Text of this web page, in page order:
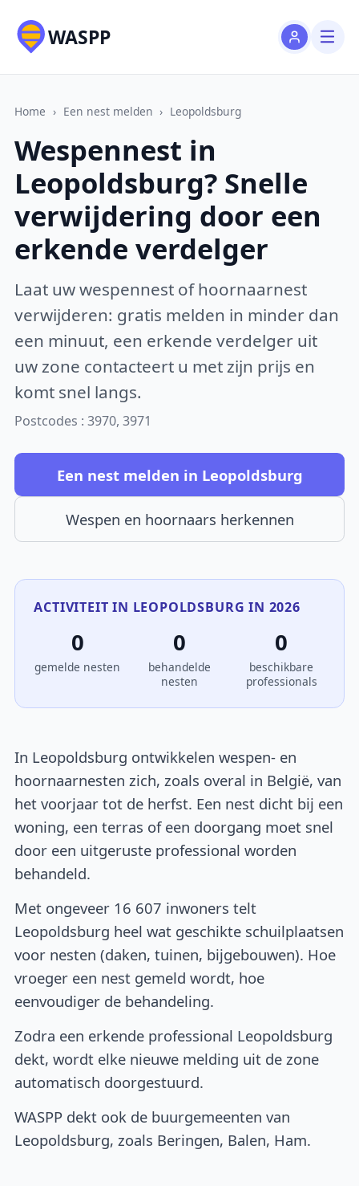
WASPP
Home › Een nest melden › Leopoldsburg
Wespennest in
Leopoldsburg? Snelle
verwijdering door een
erkende verdelger
Laat uw wespennest of hoornaarnest
verwijderen: gratis melden in minder dan
een minuut, een erkende verdelger uit
uw zone contacteert u met zijn prijs en
komt snel langs.
Postcodes : 3970, 3971
Een nest melden in Leopoldsburg
Wespen en hoornaars herkennen
ACTIVITEIT IN LEOPOLDSBURG IN 2026
0
gemelde nesten
0
behandelde
nesten
0
beschikbare
professionals
In Leopoldsburg ontwikkelen wespen- en
hoornaarnesten zich, zoals overal in België, van
het voorjaar tot de herfst. Een nest dicht bij een
woning, een terras of een doorgang moet snel
door een uitgeruste professional worden
behandeld.
Met ongeveer 16 607 inwoners telt
Leopoldsburg heel wat geschikte schuilplaatsen
voor nesten (daken, tuinen, bijgebouwen). Hoe
vroeger een nest gemeld wordt, hoe
eenvoudiger de behandeling.
Zodra een erkende professional Leopoldsburg
dekt, wordt elke nieuwe melding uit de zone
automatisch doorgestuurd.
WASPP dekt ook de buurgemeenten van
Leopoldsburg, zoals Beringen, Balen, Ham.